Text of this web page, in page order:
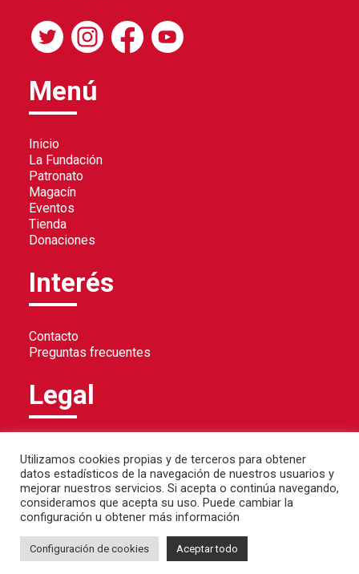
Menú
Inicio
La Fundación
Patronato
Magacín
Eventos
Tienda
Donaciones
Interés
Contacto
Preguntas frecuentes
Legal
Política de cookies
Aviso legal
Utilizamos cookies propias y de terceros para obtener
datos estadísticos de la navegación de nuestros usuarios y
mejorar nuestros servicios. Si acepta o continúa navegando,
consideramos que acepta su uso. Puede cambiar la
configuración u obtener más información
Configuración de cookies Aceptar todo